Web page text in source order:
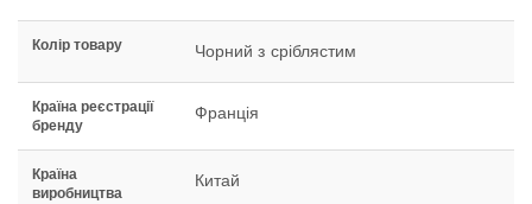
Колір товару Чорний з сріблястим
Країна реєстрації
бренду
Франція
Країна
виробництва
Китай